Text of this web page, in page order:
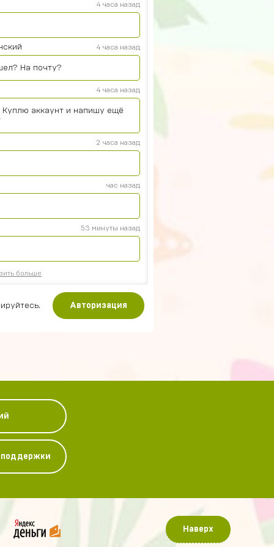
4 часа назад
4 часа назад
На почту?
4 часа назад
Куплю аккаунт и напишу ещё
2 часа назад
час назад
53 минуты назад
больше
Авторизация
поддержки
Наверх